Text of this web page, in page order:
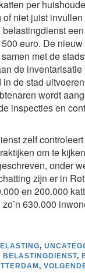
per
niet juist
euro. De
samen met de
de inventarisatie
in de stad
wordt
inspecties en
zelf
om te
onder
zijn er in
en 200.000
630.000
,
BELASTINGDIENST,
,